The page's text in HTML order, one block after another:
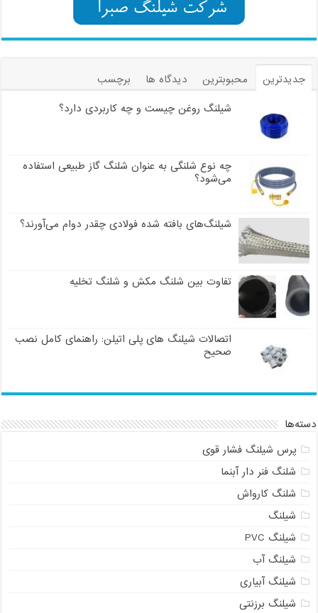
جدیدترین محبوبترین دیدگاه ها
برچسب
شیلنگ روغن چیست و چه کاربردی دارد؟
چه نوع شلنگی به عنوان شلنگ گاز طبیعی استفاده
می‌شود؟
شیلنگ‌های بافته شده فولادی چقدر دوام می‌آورند؟
تفاوت بین شلنگ مکش و شلنگ تخلیه
اتصالات شیلنگ های پلی اتیلن: راهنمای کامل نصب
صحیح
دسته‌ها
پرس شیلنگ فشار قوی
شلنگ فنر دار آبنما
شلنگ کارواش
شیلنگ
شیلنگ PVC
شیلنگ آب
شیلنگ آبیاری
شیلنگ برزنتی